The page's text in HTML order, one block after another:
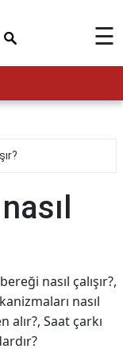
☰
nasıl çalışır?,
nasıl
alır?, Saat çarkı